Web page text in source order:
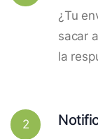
¿Tu
sacar
la
2